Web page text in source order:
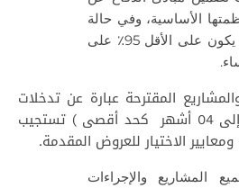
الأساسية، وفي حالة
التعاونيات، يجب أن يكون على الأقل 95٪ على
المقترحة عبارة عن تدخلات
قصيرة الأجل (من شهر إلى 04 أشهر كحد أقصى ) تستجيب
الاختيار للعروض المقدمة.
المشاريع والإجراءات